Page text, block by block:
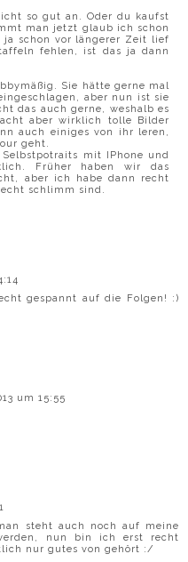
so gut an. Oder du kaufst
man jetzt glaub ich schon
schon vor längerer Zeit lief
fehlen, ist das ja dann
Sie hätte gerne mal
aber nun ist sie
das auch gerne, weshalb es
aber wirklich tolle Bilder
auch einiges von ihr leren,
geht.
mit IPhone und
Früher haben wir das
aber ich habe dann recht
schlimm sind.
gespannt auf die Folgen! :)
um 15:55
steht auch noch auf meine
nun bin ich erst recht
nur gutes von gehört :/